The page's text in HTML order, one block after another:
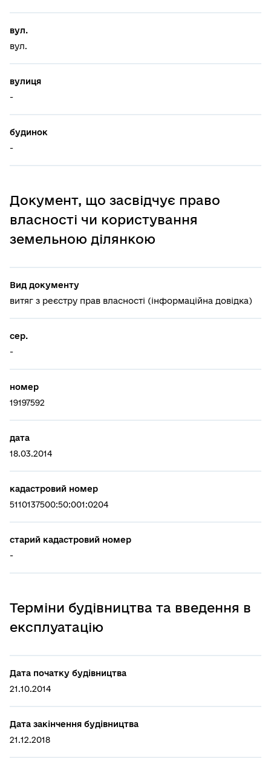
вул.
вул.
вулиця
-
будинок
-
Документ, що засвідчує право
власності чи користування
земельною ділянкою
Вид документу
витяг з реєстру прав власності (інформаційна довідка)
сер.
-
номер
19197592
дата
18.03.2014
кадастровий номер
5110137500:50:001:0204
старий кадастровий номер
-
Терміни будівництва та введення в
експлуатацію
Дата початку будівництва
21.10.2014
Дата закінчення будівництва
21.12.2018